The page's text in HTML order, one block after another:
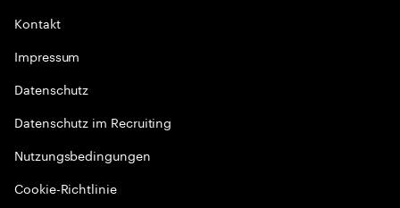
Kontakt
Impressum
Datenschutz
Datenschutz im Recruiting
Nutzungsbedingungen
Cookie-Richtlinie